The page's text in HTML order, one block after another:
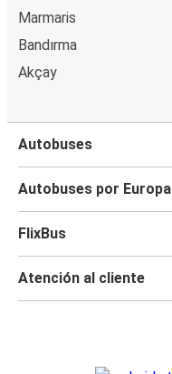
Marmaris
Bandırma
Akçay
Autobuses
Autobuses por Europa
FlixBus
Atención al cliente